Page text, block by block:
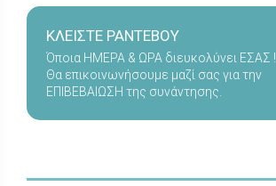
ΚΛΕΙΣΤΕ ΡΑΝΤΕΒΟΥ
Όποια ΗΜΕΡΑ & ΩΡΑ διευκολύνει ΕΣΑΣ !
Θα επικοινωνήσουμε μαζί σας για την
ΕΠΙΒΕΒΑΙΩΣΗ της συνάντησης.